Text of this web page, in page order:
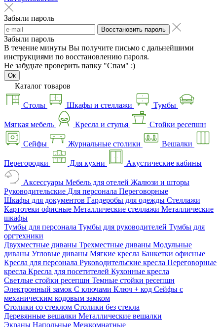
Забыли пароль
Восстановить пароль
Забыли пароль
В течение минуты Вы получите письмо с дальнейшими
инструкциями по восстановлению пароля.
Не забудьте проверить папку "Спам" :)
Ок
Каталог товаров
Столы Шкафы и стеллажи Тумбы
Мягкая мебель Кресла и стулья Стойки ресепшн
Сейфы Журнальные столики Вешалки
Перегородки Для кухни Акустические кабины
Аксессуары Мебель для отелей Жалюзи и шторы
Руководительские Для персонала Переговорные
Шкафы для документов Гардеробы для одежды Стеллажи
Картотеки офисные Металлические стеллажи Металлические
шкафы
Тумбы для персонала Тумбы для руководителей Тумбы для
оргтехники
Двухместные диваны Трехместные диваны Модульные
диваны Угловые диваны Мягкие кресла Банкетки офисные
Кресла для персонала Руководительские кресла Переговорные
кресла Кресла для посетителей Кухонные кресла
Светлые стойки ресепшн Темные стойки ресепшн
Электронный замок С ключами Ключ + код Сейфы с
механическим кодовым замком
Столики со стеклом Столики без стекла
Деревянные вешалки Металлические вешалки
Экраны Напольные Межкомнатные